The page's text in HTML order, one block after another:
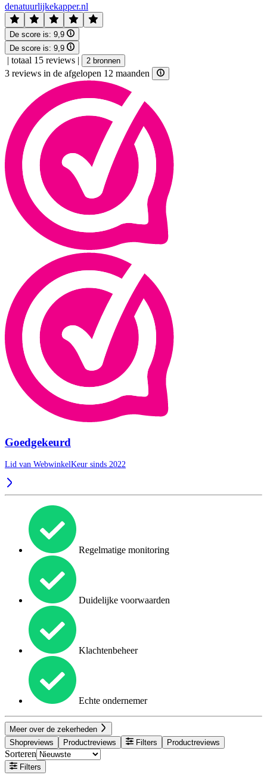
denatuurlijkekapper.nl
De score is: 9,9
De score is: 9,9
| totaal 15 reviews | 2 bronnen
3 reviews in de afgelopen 12 maanden
Goedgekeurd
Lid van WebwinkelKeur sinds 2022
Regelmatige monitoring
Duidelijke voorwaarden
Klachtenbeheer
Echte ondernemer
Meer over de zekerheden
Shopreviews
Productreviews Filters Productreviews
Sorteren
Filters